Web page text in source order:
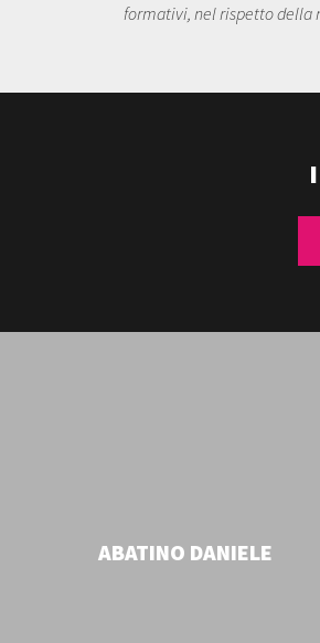
formativi, nel rispetto
ABATINO DANIELE